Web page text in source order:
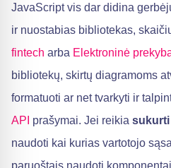
JavaScript vis dar didina
ir nuostabias bibliotekas,
fintech arba Elektroninė
bibliotekų, skirtų diagramoms
formatuoti ar net tvarkyti ir
API prašymai. Jei reikia sukurti
naudoti kai kurias vartotojo
paruoštais naudoti